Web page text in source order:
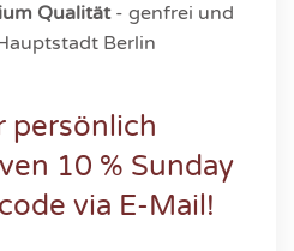
Qualität - genfrei und
Berlin
persönlich
10 % Sunday
via E-Mail!